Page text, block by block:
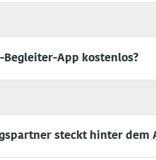
Begleiter-App kostenlos?
steckt hinter dem